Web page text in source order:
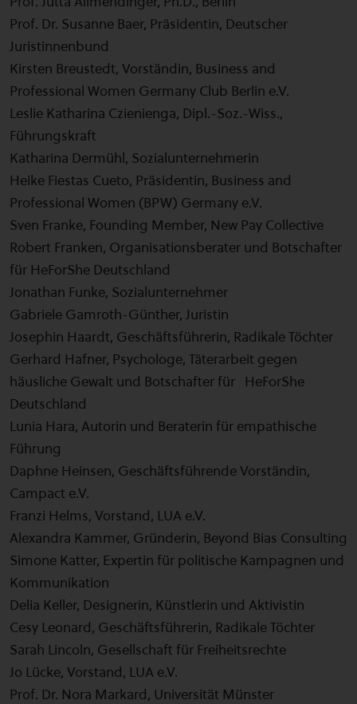
Prof. Dr. Susanne Baer, Präsidentin, Deutscher
Juristinnenbund
Kirsten Breustedt, Vorständin, Business and
Professional Women Germany Club Berlin e.V.
Leslie Katharina Czienienga, Dipl.-Soz.-Wiss.,
Führungskraft
Katharina Dermühl, Sozialunternehmerin
Heike Fiestas Cueto, Präsidentin, Business and
Professional Women (BPW) Germany e.V.
Sven Franke, Founding Member, New Pay Collective
Robert Franken, Organisationsberater und Botschafter
für HeForShe Deutschland
Jonathan Funke, Sozialunternehmer
Gabriele Gamroth-Günther, Juristin
Josephin Haardt, Geschäftsführerin, Radikale Töchter
Gerhard Hafner, Psychologe, Täterarbeit gegen
häusliche Gewalt und Botschafter für HeForShe
Deutschland
Lunia Hara, Autorin und Beraterin für empathische
Führung
Daphne Heinsen, Geschäftsführende Vorständin,
Campact e.V.
Franzi Helms, Vorstand, LUA e.V.
Alexandra Kammer, Gründerin, Beyond Bias Consulting
Simone Katter, Expertin für politische Kampagnen und
Kommunikation
Delia Keller, Designerin, Künstlerin und Aktivistin
Cesy Leonard, Geschäftsführerin, Radikale Töchter
Sarah Lincoln, Gesellschaft für Freiheitsrechte
Jo Lücke, Vorstand, LUA e.V.
Prof. Dr. Nora Markard, Universität Münster